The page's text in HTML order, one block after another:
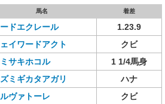
馬名 着差
ドエクレール
1.23.9
イワードアクト
クビ
ミサキホコル
1 1/4馬身
ミギカタアガリ
ハナ
ルヴァトーレ
クビ